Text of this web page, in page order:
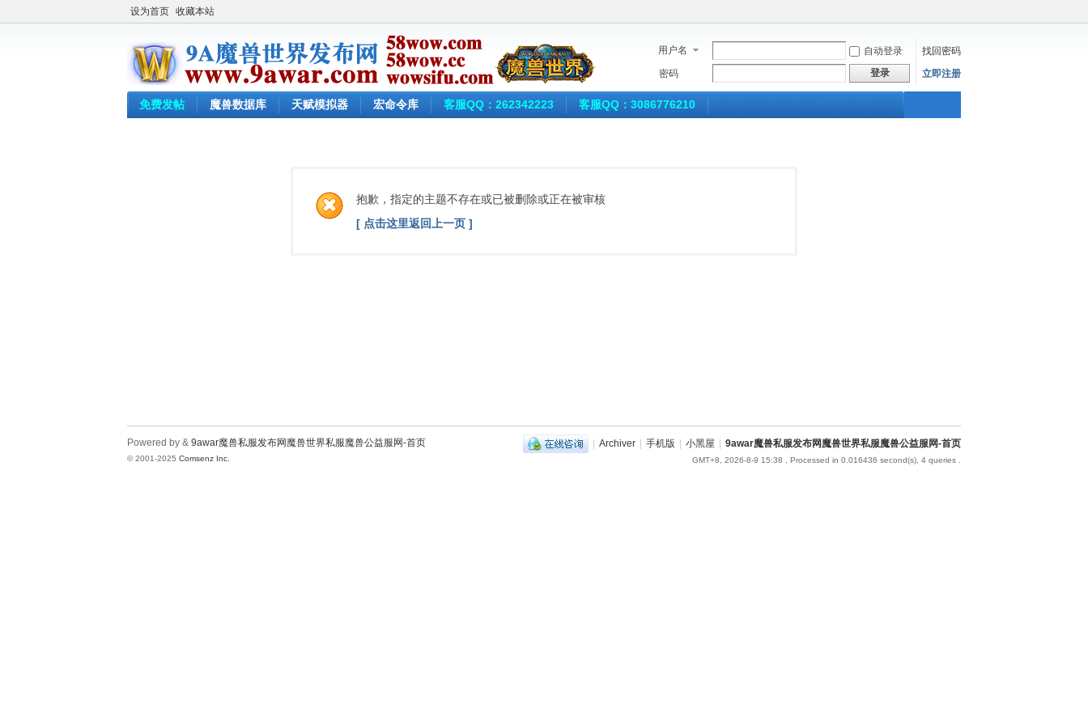
设为首页 收藏本站
用户名 自动登录
找回密码
密码
登录 立即注册
免费发帖 魔兽数据库 天赋模拟器 宏命令库 客服QQ：262342223 客服QQ：3086776210
抱歉，指定的主题不存在或已被删除或正在被审核
[ 点击这里返回上一页 ]
| Archiver | 手机版 | 小黑屋 | 9awar魔兽私服发布网魔兽世界私服魔兽公益服网-首页
GMT+8, 2026-8-9 15:38 , Processed in 0.016436 second(s), 4 queries .
Powered by & 9awar魔兽私服发布网魔兽世界私服魔兽公益服网-首页
© 2001-2025 Comsenz Inc.